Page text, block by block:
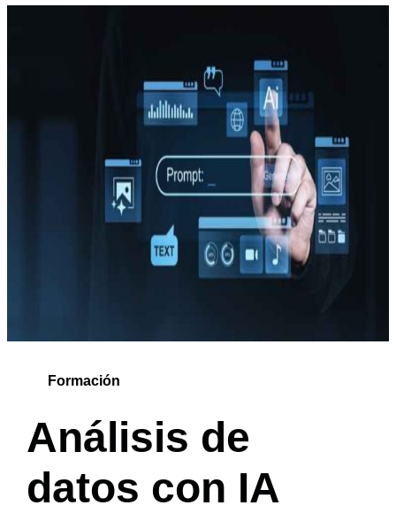
Formación
Análisis de
datos con IA